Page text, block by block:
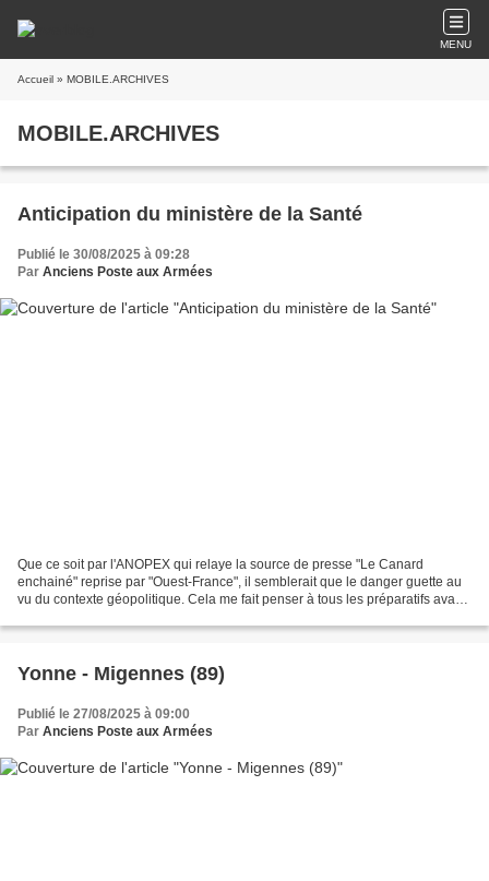
MENU
Accueil » MOBILE.ARCHIVES
MOBILE.ARCHIVES
Anticipation du ministère de la Santé
Publié le 30/08/2025 à 09:28
Par Anciens Poste aux Armées
Que ce soit par l'ANOPEX qui relaye la source de presse "Le Canard
enchainé" reprise par "Ouest-France", il semblerait que le danger guette au
vu du contexte géopolitique. Cela me fait penser à tous les préparatifs avant
Yonne - Migennes (89)
Publié le 27/08/2025 à 09:00
Par Anciens Poste aux Armées